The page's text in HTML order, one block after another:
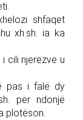
shfaqet
xh.sh. ia ka
cili njerëzve u
pas i falë dy
për ndonjë
plotëson.